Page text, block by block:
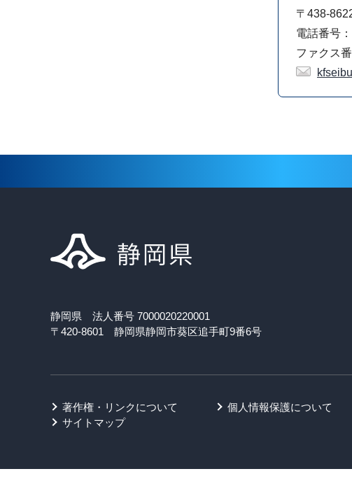
〒438-
電話番号
ファクス
静岡県 法人番号 7000020220001
〒420-8601 静岡県静岡市葵区追手町9番6号
著作権・リンクについて 個人情報保護について
サイトマップ